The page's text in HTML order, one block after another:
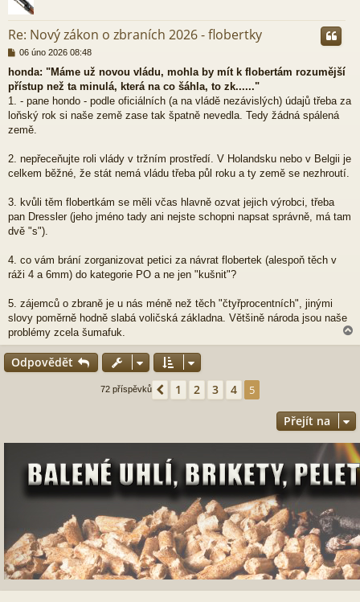
Re: Nový zákon o zbraních 2026 - flobertky
P
í
s
p
ě
e
06 úno 2026 08:48
honda: "Máme už novou vládu, mohla by mít k flobertám rozumější
přístup než ta minulá, která na co šáhla, to zk......"
1. - pane hondo - podle oficiálních (a na vládě nezávislých) údajů třeba za
loňský rok si naše země zase tak špatně nevedla. Tedy žádná spálená
země.
2. nepřeceňujte roli vlády v tržním prostředí. V Holandsku nebo v Belgii je
celkem běžné, že stát nemá vládu třeba půl roku a ty země se nezhroutí.
3. kvůli těm flobertkám se měli včas hlavně ozvat jejich výrobci, třeba
pan Dressler (jeho jméno tady ani nejste schopni napsat správně, má tam
dvě "s").
4. co vám brání zorganizovat petici za návrat flobertek (alespoň těch v
ráži 4 a 6mm) do kategorie PO a ne jen "kušnit"?
5. zájemců o zbraně je u nás méně než těch "čtyřprocentních", jinými
slovy poměrně hodně slabá voličská základna. Většině národa jsou naše
problémy zcela šumafuk.
a
Odpovědět
72 příspěvků Předchozí
1 2 3 4 5
Přejít na